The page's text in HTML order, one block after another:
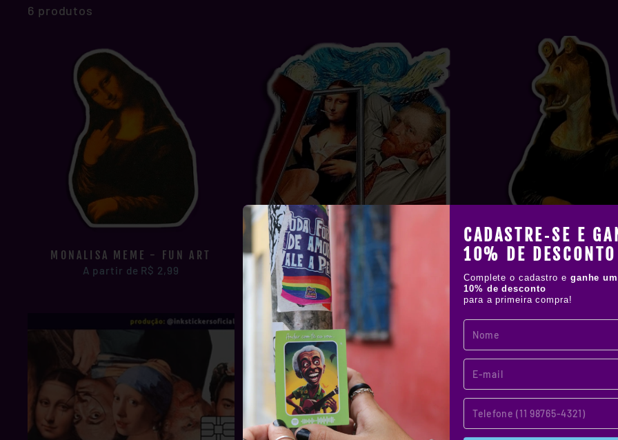
CADASTRE‑SE E
10% DE DESCONTO
Complete o cadastro e ganhe
10% de desconto
para a primeira compra!
6 produtos
MONALISA MEME - FUN ART
A partir de R$ 2,99
MONALISA E VAN GOGH
A partir de R$ 2,99
JAR JAR